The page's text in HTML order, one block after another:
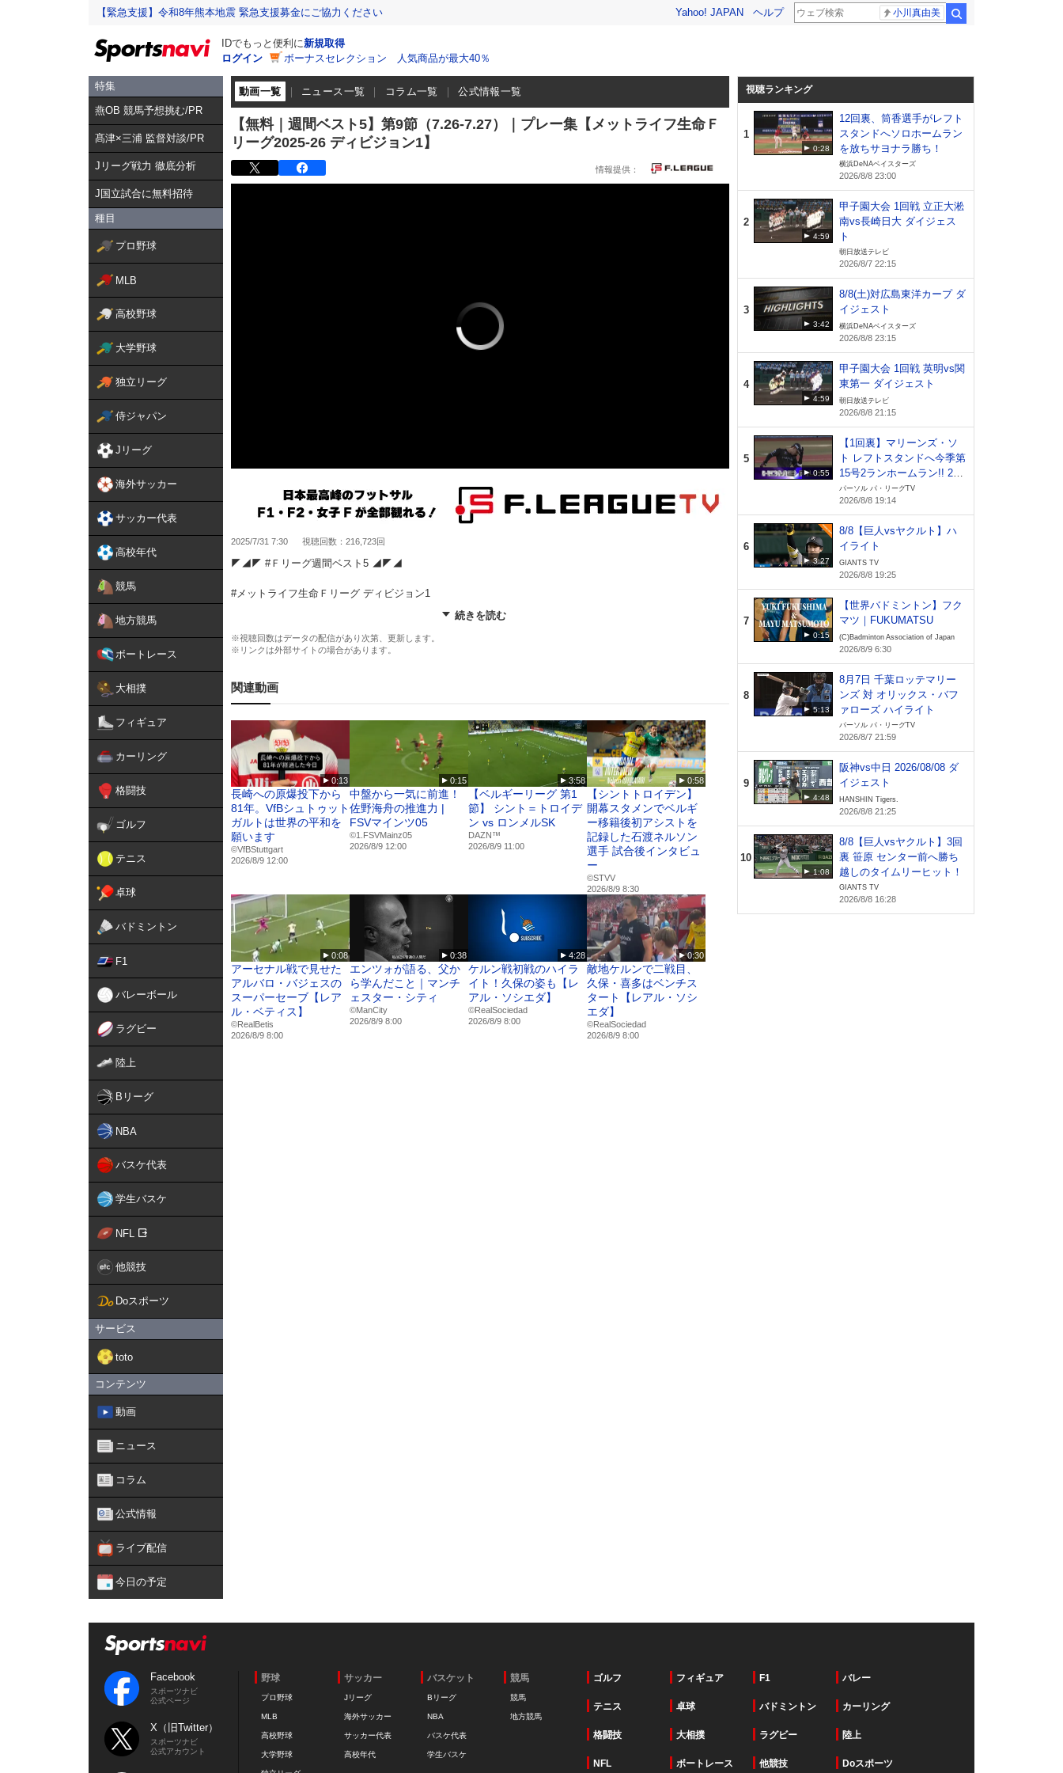
【緊急支援】令和8年熊本地震 緊急支援募金にご協力ください Yahoo! JAPAN ヘルプ 小川真由美
IDでもっと便利に新規取得
ログイン
ボーナスセレクション 人気商品が最大40％
特集
燕OB 競馬予想挑む/PR
髙津×三浦 監督対談/PR
Jリーグ戦力 徹底分析
J国立試合に無料招待
種目
プロ野球
MLB
高校野球
大学野球
独立リーグ
侍ジャパン
Jリーグ
海外サッカー
サッカー代表
高校年代
競馬
地方競馬
ボートレース
大相撲
フィギュア
カーリング
格闘技
ゴルフ
テニス
卓球
バドミントン
F1
バレーボール
ラグビー
陸上
Bリーグ
NBA
バスケ代表
学生バスケ
NFL
他競技
Doスポーツ
サービス
toto
コンテンツ
動画
ニュース
コラム
公式情報
ライブ配信
今日の予定
動画一覧 ニュース一覧 コラム一覧 公式情報一覧
【無料｜週間ベスト5】第9節（7.26-7.27）｜プレー集【メットライフ生命Ｆ
リーグ2025-26 ディビジョン1】
2025/7/31 7:30 視聴回数：216,723回
◤◢◤ #Ｆリーグ週間ベスト5 ◢◤◢
#メットライフ生命Ｆリーグ ディビジョン1
GK #上原拓也｜しながわ MVP
FP #加藤翼｜大阪
FP #本石猛裕｜浦安
選考協力：SAL
@sal_japan
【男女全試合配信→毎節1試合無料✨】
Ｆリーグ・女子Ｆリーグ観るなら #ＦリーグTV
https://fleague.stores.play.jp
#フットサル
#ついてこれるか
続きを読む
※視聴回数はデータの配信があり次第、更新します。
※リンクは外部サイトの場合があります。
関連動画
0:13
長崎への原爆投下から
81年。VfBシュトゥット
ガルトは世界の平和を
願います
©VfBStuttgart
2026/8/9 12:00
0:15
中盤から一気に前進！
佐野海舟の推進力 |
FSVマインツ05
©1.FSVMainz05
2026/8/9 12:00
3:58
【ベルギーリーグ 第1
節】 シント＝トロイデ
ン vs ロンメルSK
DAZN™
2026/8/9 11:00
0:58
【シントトロイデン】
開幕スタメンでベルギ
ー移籍後初アシストを
記録した石渡ネルソン
選手 試合後インタビュ
ー
©️STVV
2026/8/9 8:30
0:08
アーセナル戦で見せた
アルバロ・バジェスの
スーパーセーブ【レア
ル・ベティス】
©RealBetis
2026/8/9 8:00
0:38
エンツォが語る、父か
ら学んだこと｜マンチ
ェスター・シティ
©ManCity
2026/8/9 8:00
4:28
ケルン戦初戦のハイラ
イト！久保の姿も【レ
アル・ソシエダ】
©RealSociedad
2026/8/9 8:00
0:30
敵地ケルンで二戦目、
久保・喜多はベンチス
タート【レアル・ソシ
エダ】
©RealSociedad
2026/8/9 8:00
視聴ランキング
1
0:28
12回裏、筒香選手がレフト
スタンドへソロホームラン
を放ちサヨナラ勝ち！
横浜DeNAベイスターズ
2026/8/8 23:00
2
4:59
甲子園大会 1回戦 立正大淞
南vs長崎日大 ダイジェス
ト
朝日放送テレビ
2026/8/7 22:15
3
3:42
8/8(土)対広島東洋カープ ダ
イジェスト
横浜DeNAベイスターズ
2026/8/8 23:15
4
4:59
甲子園大会 1回戦 英明vs関
東第一 ダイジェスト
朝日放送テレビ
2026/8/8 21:15
5
0:55
【1回裏】マリーンズ・ソ
ト レフトスタンドへ今季第
15号2ランホームラン!! 202
6年8月8日 千葉ロッテマリ
ーンズ 対 オリックス・バ
ファローズ
パーソル パ・リーグTV
2026/8/8 19:14
6
3:27
8/8【巨人vsヤクルト】ハ
イライト
GIANTS TV
2026/8/8 19:25
7
0:15
【世界バドミントン】フク
マツ｜FUKUMATSU
(C)Badminton Association of Japan
2026/8/9 6:30
8
5:13
8月7日 千葉ロッテマリー
ンズ 対 オリックス・バフ
ァローズ ハイライト
パーソル パ・リーグTV
2026/8/7 21:59
9
4:48
阪神vs中日 2026/08/08 ダ
イジェスト
HANSHIN Tigers.
2026/8/8 21:25
10
1:08
8/8【巨人vsヤクルト】3回
裏 笹原 センター前へ勝ち
越しのタイムリーヒット！
GIANTS TV
2026/8/8 16:28
Facebook
スポーツナビ
公式ページ
X（旧Twitter）
スポーツナビ
公式アカウント
野球
プロ野球
MLB
高校野球
大学野球
サッカー
Jリーグ
海外サッカー
サッカー代表
高校年代
バスケット
Bリーグ
NBA
バスケ代表
学生バスケ
競馬
競馬
地方競馬
ゴルフ フィギュア F1 バレー
テニス 卓球 バドミントン カーリング
格闘技 大相撲 ラグビー 陸上
NFL ボートレース 他競技 Doスポーツ